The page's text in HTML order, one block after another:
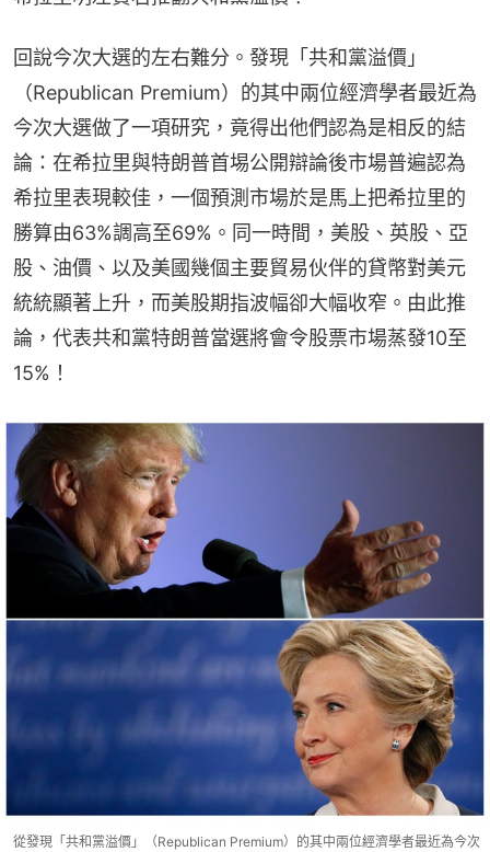
回說今次大選的左右難分。發現「共和黨溢價」
（Republican Premium）的其中兩位經濟學者最近為
今次大選做了一項研究，竟得出他們認為是相反的結
論：在希拉里與特朗普首埸公開辯論後市場普遍認為
希拉里表現較佳，一個預測市場於是馬上把希拉里的
勝算由63%調高至69%。同一時間，美股、英股、亞
股、油價、以及美國幾個主要貿易伙伴的貸幤對美元
統統顯著上升，而美股期指波幅卻大幅收窄。由此推
論，代表共和黨特朗普當選將會令股票市場蒸發10至
15%！
從發現「共和黨溢價」（Republican Premium）的其中兩位經濟學者最近為今次